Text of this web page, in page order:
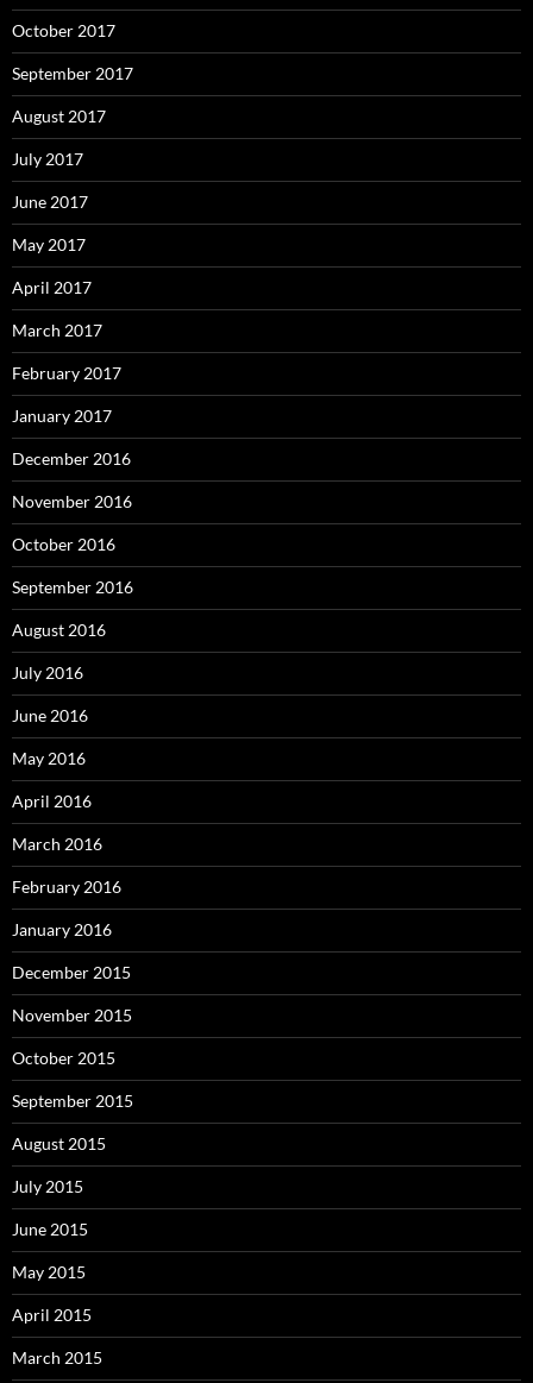
October 2017
September 2017
August 2017
July 2017
June 2017
May 2017
April 2017
March 2017
February 2017
January 2017
December 2016
November 2016
October 2016
September 2016
August 2016
July 2016
June 2016
May 2016
April 2016
March 2016
February 2016
January 2016
December 2015
November 2015
October 2015
September 2015
August 2015
July 2015
June 2015
May 2015
April 2015
March 2015